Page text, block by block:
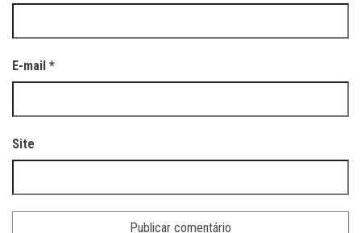
E-mail *
Site